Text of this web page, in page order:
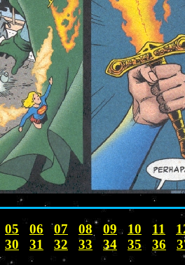
05 06 07 08 09 10 11
30 31 32 33 34 35 36